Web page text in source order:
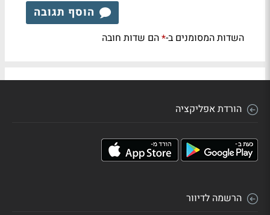
הוסף תגובה
השדות המסומנים ב-*הם שדות חובה
הורדת אפליקציה
הרשמה לדיוור